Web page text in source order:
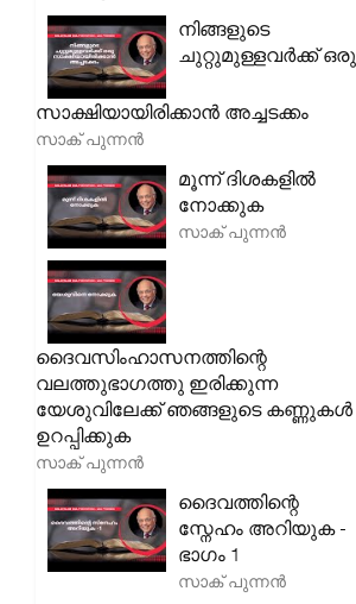
നിങ്ങളുടെ
ചുറ്റുമുള്ളവർക്ക് ഒരു
സാക്ഷിയായിരിക്കാൻ അച്ചടക്കം
സാക് പുന്നൻ
മൂന്ന് ദിശകളിൽ
നോക്കുക
സാക് പുന്നൻ
ദൈവസിംഹാസനത്തിന്റെ
വലത്തുഭാഗത്തു ഇരിക്കുന്ന
യേശുവിലേക്ക് ഞങ്ങളുടെ കണ്ണുകൾ
ഉറപ്പിക്കുക
സാക് പുന്നൻ
ദൈവത്തിന്റെ
സ്നേഹം അറിയുക -
ഭാഗം 1
സാക് പുന്നൻ